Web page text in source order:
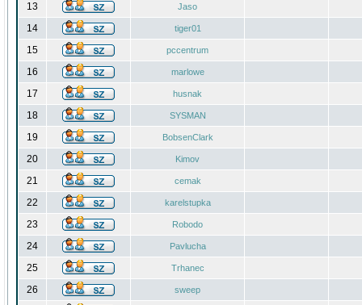
13 Jaso
14 tiger01
15 pccentrum
16 marlowe
17 husnak
18 SYSMAN
19 BobsenClark
20 Kimov
21 cemak
22 karelstupka
23 Robodo
24 Pavlucha
25 Trhanec
26 sweep